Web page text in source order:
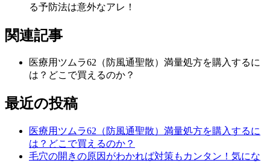
る予防法は意外なアレ！
関連記事
医療用ツムラ62（防風通聖散）満量処方を購入するに
は？どこで買えるのか？
最近の投稿
医療用ツムラ62（防風通聖散）満量処方を購入するに
は？どこで買えるのか？
毛穴の開きの原因がわかれば対策もカンタン！気にな